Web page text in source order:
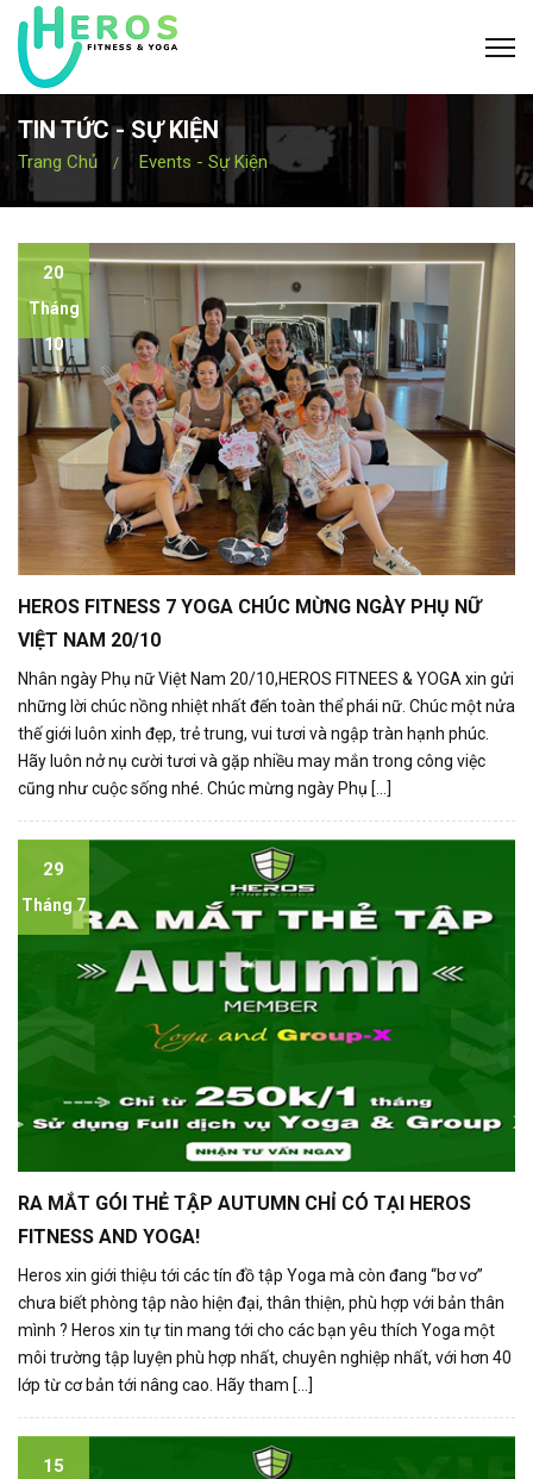
TIN TỨC - SỰ KIỆN
Trang Chủ Events - Sự Kiện
20
Tháng
10
HEROS FITNESS 7 YOGA CHÚC MỪNG NGÀY PHỤ NỮ
VIỆT NAM 20/10
Nhân ngày Phụ nữ Việt Nam 20/10,HEROS FITNEES & YOGA xin gửi
những lời chúc nồng nhiệt nhất đến toàn thể phái nữ. Chúc một nửa
thế giới luôn xinh đẹp, trẻ trung, vui tươi và ngập tràn hạnh phúc.
Hãy luôn nở nụ cười tươi và gặp nhiều may mắn trong công việc
cũng như cuộc sống nhé. Chúc mừng ngày Phụ [...]
29
Tháng 7
RA MẮT GÓI THẺ TẬP AUTUMN CHỈ CÓ TẠI HEROS
FITNESS AND YOGA!
Heros xin giới thiệu tới các tín đồ tập Yoga mà còn đang “bơ vơ”
chưa biết phòng tập nào hiện đại, thân thiện, phù hợp với bản thân
mình ? Heros xin tự tin mang tới cho các bạn yêu thích Yoga một
môi trường tập luyện phù hợp nhất, chuyên nghiệp nhất, với hơn 40
lớp từ cơ bản tới nâng cao. Hãy tham [...]
15